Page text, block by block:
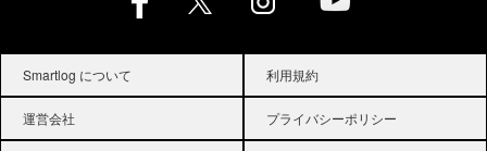
Smartlog について 利用規約
運営会社 プライバシーポリシー